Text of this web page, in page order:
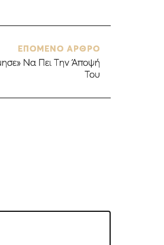
ΕΠΟΜΕΝΟ ΑΡΘΡΟ
Να Πει Την Άποψή
Του